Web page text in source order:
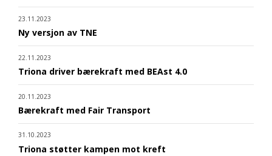
23.11.2023
Ny versjon av TNE
22.11.2023
Triona driver bærekraft med BEAst 4.0
20.11.2023
Bærekraft med Fair Transport
31.10.2023
Triona støtter kampen mot kreft